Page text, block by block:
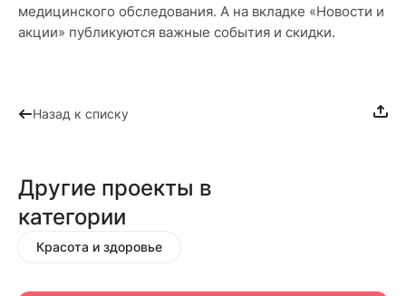
медицинского обследования. А на вкладке «Новости и
акции» публикуются важные события и скидки.
Назад к списку
Другие проекты в
категории
Красота и здоровье